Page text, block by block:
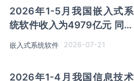
2026年1-5月我国嵌入式系
统软件收入为4979亿元 同比
嵌入式系统软件 2026-07-21
2026年1-4月我国信息技术